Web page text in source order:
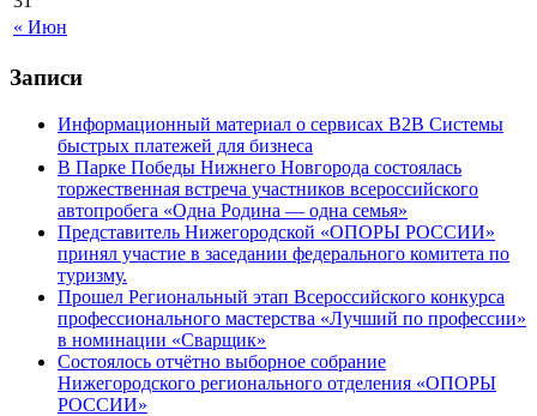
« Июн
Записи
Информационный материал о сервисах В2В Системы
быстрых платежей для бизнеса
В Парке Победы Нижнего Новгорода состоялась
торжественная встреча участников всероссийского
автопробега «Одна Родина — одна семья»
Представитель Нижегородской «ОПОРЫ РОССИИ»
принял участие в заседании федерального комитета по
туризму.
Прошел Региональный этап Всероссийского конкурса
профессионального мастерства «Лучший по профессии»
в номинации «Сварщик»
Состоялось отчётно выборное собрание
Нижегородского регионального отделения «ОПОРЫ
РОССИИ»